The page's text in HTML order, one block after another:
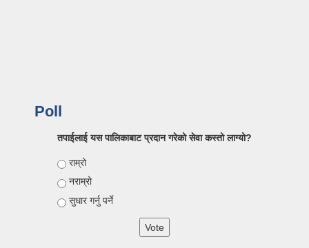
Poll
तपाईलाई यस पालिकाबाट प्रदान गरेको सेवा कस्तो लाग्यो?
Choices
राम्रो
नराम्रो
सुधार गर्नु पर्ने